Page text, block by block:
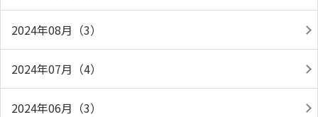
2024年08月（3）
2024年07月（4）
2024年06月（3）